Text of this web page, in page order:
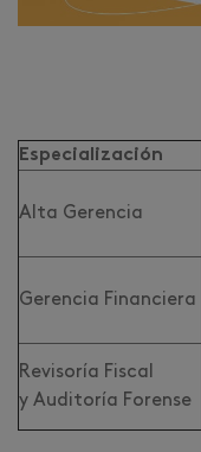
Especialización
Alta Gerencia
Gerencia Financiera
Revisoría Fiscal
y Auditoría Forense